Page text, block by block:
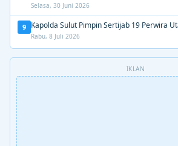
Selasa, 30 Juni 2026
9 Kapolda Sulut Pimpin Sertijab 19 Perwira
Rabu, 8 Juli 2026
IKLAN